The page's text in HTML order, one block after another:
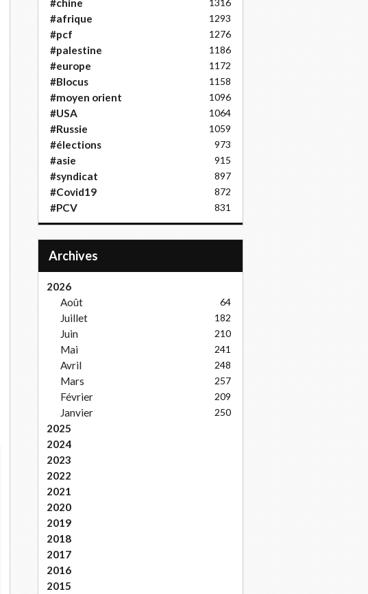
#chine 1316
#afrique 1293
#pcf 1276
#palestine 1186
#europe 1172
#Blocus 1158
#moyen orient 1096
#USA 1064
#Russie 1059
#élections 973
#asie 915
#syndicat 897
#Covid19 872
#PCV 831
Archives
2026
Août
64
Juillet 182
Juin 210
Mai 241
Avril 248
Mars 257
Février 209
Janvier 250
2025
2024
2023
2022
2021
2020
2019
2018
2017
2016
2015